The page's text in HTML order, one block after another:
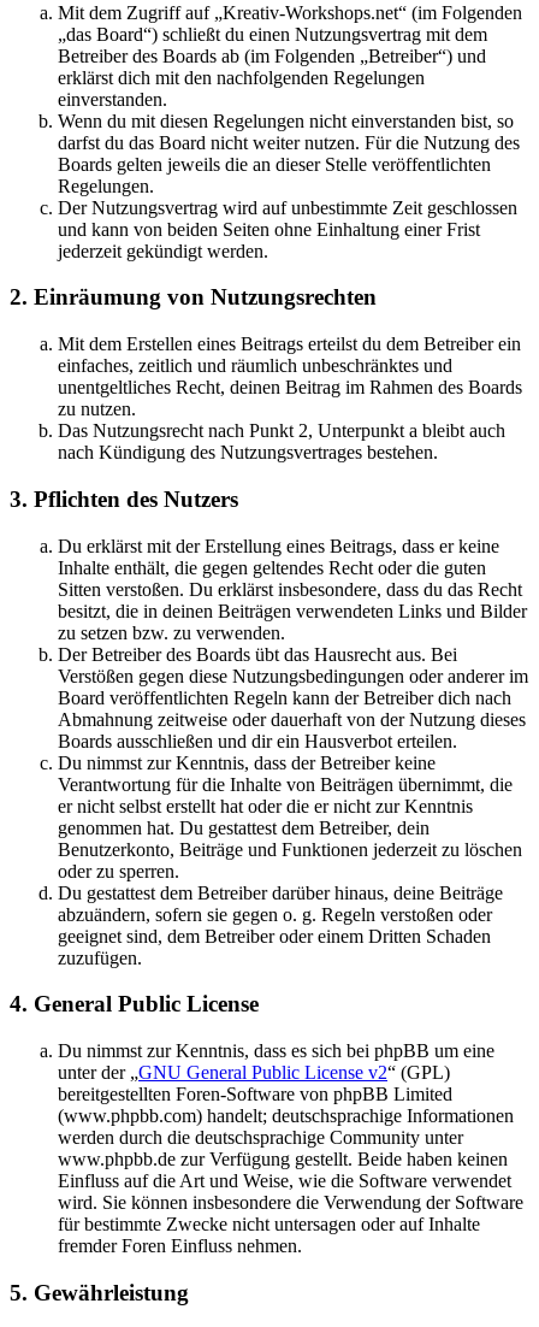
Mit dem Zugriff auf „Kreativ-Workshops.net“ (im Folgenden
„das Board“) schließt du einen Nutzungsvertrag mit dem
Betreiber des Boards ab (im Folgenden „Betreiber“) und
erklärst dich mit den nachfolgenden Regelungen
einverstanden.
Wenn du mit diesen Regelungen nicht einverstanden bist, so
darfst du das Board nicht weiter nutzen. Für die Nutzung des
Boards gelten jeweils die an dieser Stelle veröffentlichten
Regelungen.
Der Nutzungsvertrag wird auf unbestimmte Zeit geschlossen
und kann von beiden Seiten ohne Einhaltung einer Frist
jederzeit gekündigt werden.
2. Einräumung von Nutzungsrechten
Mit dem Erstellen eines Beitrags erteilst du dem Betreiber ein
einfaches, zeitlich und räumlich unbeschränktes und
unentgeltliches Recht, deinen Beitrag im Rahmen des Boards
zu nutzen.
Das Nutzungsrecht nach Punkt 2, Unterpunkt a bleibt auch
nach Kündigung des Nutzungsvertrages bestehen.
3. Pflichten des Nutzers
Du erklärst mit der Erstellung eines Beitrags, dass er keine
Inhalte enthält, die gegen geltendes Recht oder die guten
Sitten verstoßen. Du erklärst insbesondere, dass du das Recht
besitzt, die in deinen Beiträgen verwendeten Links und Bilder
zu setzen bzw. zu verwenden.
Der Betreiber des Boards übt das Hausrecht aus. Bei
Verstößen gegen diese Nutzungsbedingungen oder anderer im
Board veröffentlichten Regeln kann der Betreiber dich nach
Abmahnung zeitweise oder dauerhaft von der Nutzung dieses
Boards ausschließen und dir ein Hausverbot erteilen.
Du nimmst zur Kenntnis, dass der Betreiber keine
Verantwortung für die Inhalte von Beiträgen übernimmt, die
er nicht selbst erstellt hat oder die er nicht zur Kenntnis
genommen hat. Du gestattest dem Betreiber, dein
Benutzerkonto, Beiträge und Funktionen jederzeit zu löschen
oder zu sperren.
Du gestattest dem Betreiber darüber hinaus, deine Beiträge
abzuändern, sofern sie gegen o. g. Regeln verstoßen oder
geeignet sind, dem Betreiber oder einem Dritten Schaden
zuzufügen.
4. General Public License
Du nimmst zur Kenntnis, dass es sich bei phpBB um eine
unter der „GNU General Public License v2“ (GPL)
bereitgestellten Foren-Software von phpBB Limited
(www.phpbb.com) handelt; deutschsprachige Informationen
werden durch die deutschsprachige Community unter
www.phpbb.de zur Verfügung gestellt. Beide haben keinen
Einfluss auf die Art und Weise, wie die Software verwendet
wird. Sie können insbesondere die Verwendung der Software
für bestimmte Zwecke nicht untersagen oder auf Inhalte
fremder Foren Einfluss nehmen.
5. Gewährleistung